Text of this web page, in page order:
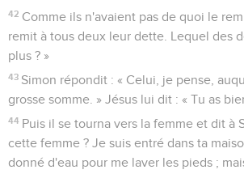
42 Comme ils n'avaient pas de quoi le
remit à tous deux leur dette. Lequel des
plus ? »
43 Simon répondit : « Celui, je pense,
grosse somme. » Jésus lui dit : « Tu as
44 Puis il se tourna vers la femme et dit à
cette femme ? Je suis entré dans ta
donné d'eau pour me laver les pieds ;